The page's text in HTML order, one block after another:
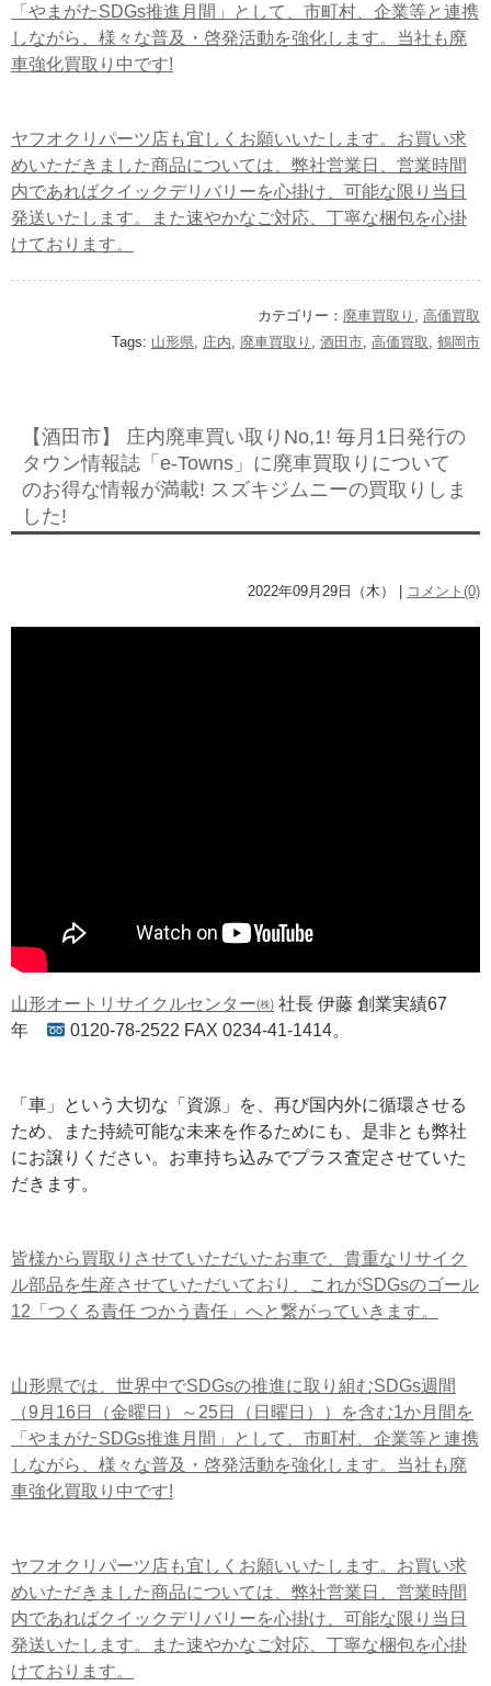
「やまがたSDGs推進月間」として、市町村、企業等と連携
しながら、様々な普及・啓発活動を強化します。当社も廃
車強化買取り中です!
ヤフオクリパーツ店も宜しくお願いいたします。お買い求
めいただきました商品については、弊社営業日、営業時間
内であればクイックデリバリーを心掛け、可能な限り当日
発送いたします。また速やかなご対応、丁寧な梱包を心掛
けております。
カテゴリー： 廃車買取り
高価買取
Tags: 山形県 庄内 廃車買取り 酒田市 高価買取 鶴岡市
【酒田市】 庄内廃車買い取りNo,1! 毎月1日発行の
タウン情報誌「e-Towns」に廃車買取りについて
のお得な情報が満載! スズキジムニーの買取りしま
した!
2022年09月29日（木） | コメント(0)
山形オートリサイクルセンター㈱ 社長 伊藤 創業実績67
年
0120-78-2522 FAX 0234-41-1414。
「車」という大切な「資源」を、再び国内外に循環させる
ため、また持続可能な未来を作るためにも、是非とも弊社
にお譲りください。お車持ち込みでプラス査定させていた
だきます。
皆様から買取りさせていただいたお車で、貴重なリサイク
ル部品を生産させていただいており、これがSDGsのゴール
12「つくる責任 つかう責任」へと繋がっていきます。
山形県では、世界中でSDGsの推進に取り組むSDGs週間
（9月16日（金曜日）～25日（日曜日））を含む1か月間を
「やまがたSDGs推進月間」として、市町村、企業等と連携
しながら、様々な普及・啓発活動を強化します。当社も廃
車強化買取り中です!
ヤフオクリパーツ店も宜しくお願いいたします。お買い求
めいただきました商品については、弊社営業日、営業時間
内であればクイックデリバリーを心掛け、可能な限り当日
発送いたします。また速やかなご対応、丁寧な梱包を心掛
けております。